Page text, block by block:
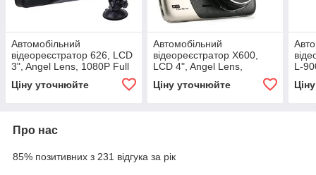
Автомобільний
відеореєстратор 626, LCD
3", Angel Lens, 1080P Full
Ціну уточнюйте
Автомобільний
відеореєстратор X600,
LCD 4", Angel Lens,
метал. корпус
Ціну уточнюйте
L-
Про нас
85% позитивних з 231 відгука за рік